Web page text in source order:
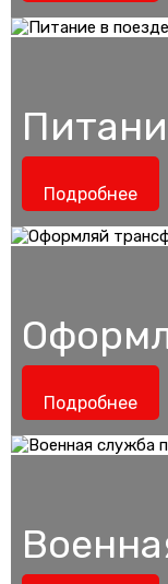
Подробнее
Подробнее